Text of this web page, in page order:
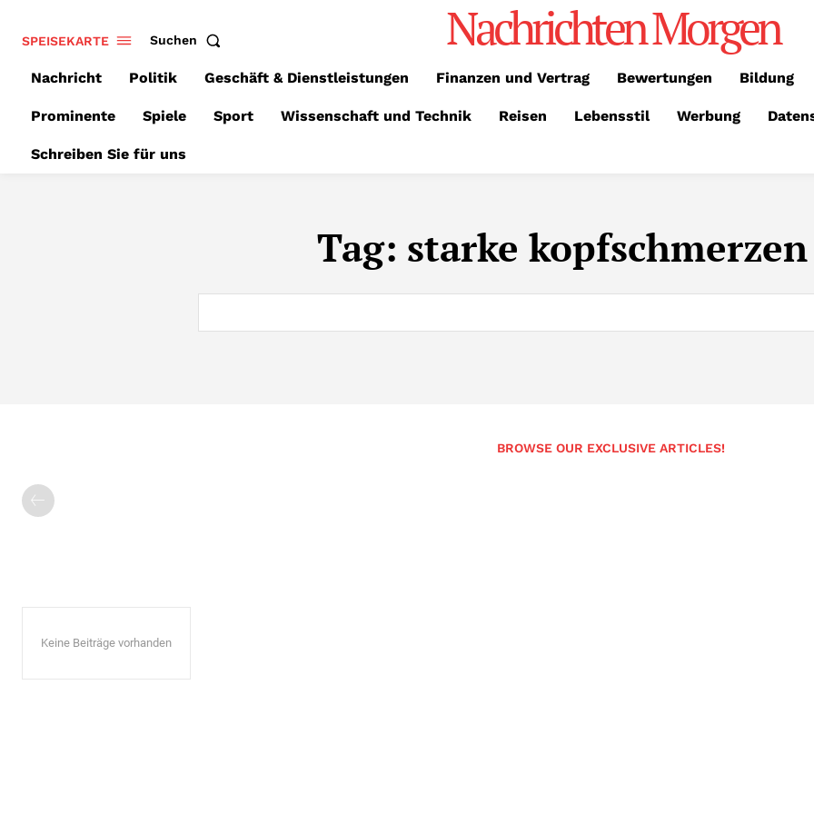
SPEISEKARTE Suchen Nachrichten Morgen
Nachricht Politik Geschäft & Dienstleistungen Finanzen und Vertrag Bewertungen Bildung
Prominente Spiele Sport Wissenschaft und Technik Reisen Lebensstil Werbung
Schreiben Sie für uns
Tag: starke
BROWSE OUR EXCLUSIVE ARTICLES!
Keine Beiträge vorhanden